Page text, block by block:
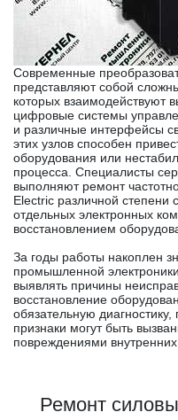
Современные
представляют собой
которых взаимодействуют
цифровые системы
и различные интерфейсы
этих узлов способен
оборудования или
процесса. Специалисты
выполняют ремонт
Electric различной степени
отдельных электронных
восстановлением
За годы работы накоплен
промышленной
выявлять причины
восстановление
обязательную
признаки могут быть
повреждениями внутренних
Ремонт